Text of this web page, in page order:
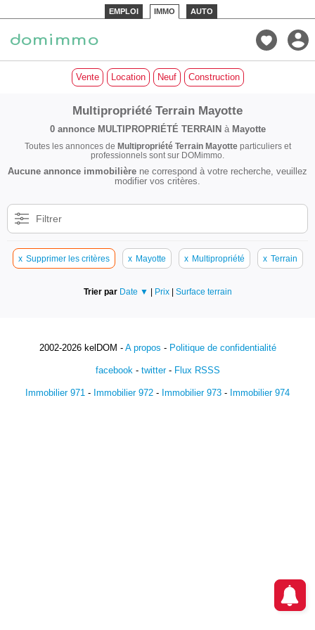
EMPLOI IMMO AUTO
Vente Location Neuf Construction
Multipropriété Terrain Mayotte
0 annonce MULTIPROPRIÉTÉ TERRAIN à Mayotte
Toutes les annonces de Multipropriété Terrain Mayotteparticuliers et
professionnels sont sur DOMimmo.
Aucune annonce immobilière ne correspond à votre recherche, veuillez
modifier vos critères.
Filtrer
x Supprimer les critères x Mayotte x Multipropriété x Terrain
Trier par Date ▼ | Prix | Surface terrain
2002-2026 kelDOM - A propos - Politique de confidentialité
facebook- twitter- Flux RSSS
Immobilier 971 - Immobilier 972 - Immobilier 973 - Immobilier 974